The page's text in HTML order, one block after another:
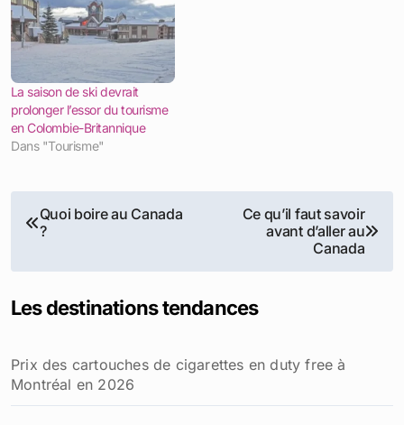
La saison de ski devrait
prolonger l’essor du tourisme
en Colombie-Britannique
Dans "Tourisme"
Navigation
Quoi boire au Canada
?
Ce qu’il faut savoir
avant d’aller au
Canada
Les destinations tendances
Prix des cartouches de cigarettes en duty free à
Montréal en 2026